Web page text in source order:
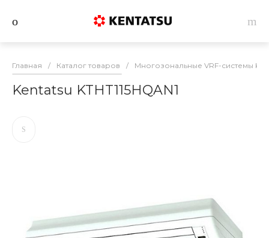
Главная / Каталог товаров / Многозональные VRF-системы
Kentatsu KTHT115HQAN1